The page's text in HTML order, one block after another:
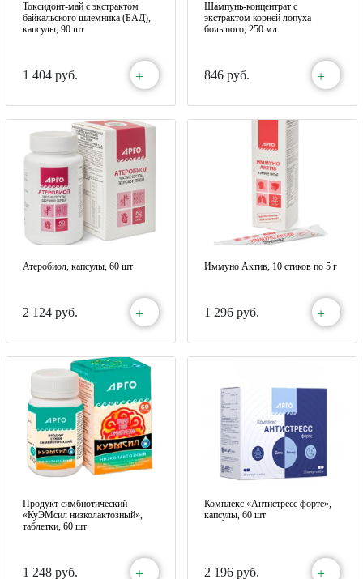
Токсидонт-май с экстрактом
байкальского шлемника (БАД),
капсулы, 90 шт
1 404 руб. +
Шампунь-концентрат с
экстрактом корней лопуха
большого, 250 мл
846 руб. +
Атеробиол, капсулы, 60 шт
2 124 руб. +
Иммуно Актив, 10 стиков по 5 г
1 296 руб. +
Продукт симбиотический
«КуЭМсил низколактозный»,
таблетки, 60 шт
1 248 руб. +
Комплекс «Антистресс форте»,
капсулы, 60 шт
2 196 руб. +